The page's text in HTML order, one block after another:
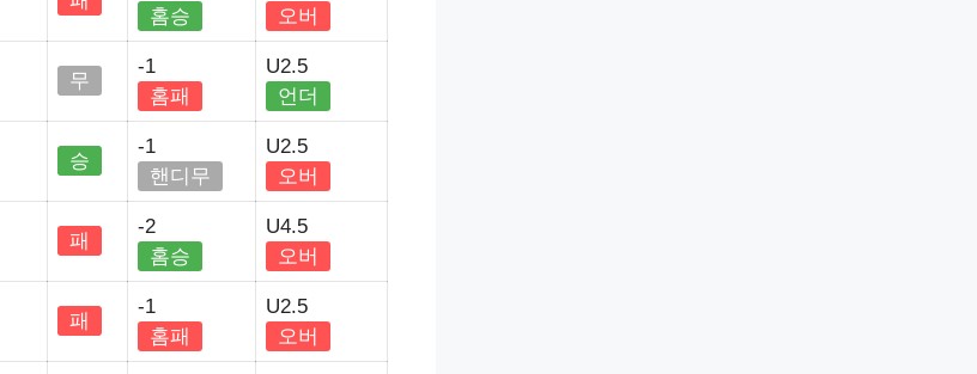
홈승
오버
무
-1
홈패
U2.5
언더
승
-1
핸디무
U2.5
오버
패
-2
홈승
U4.5
오버
패
-1
홈패
U2.5
오버